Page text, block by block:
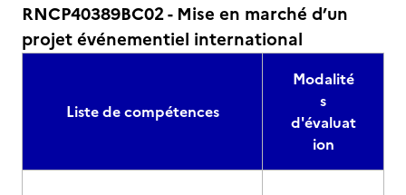
RNCP40389BC02 - Mise en marché d’un
projet événementiel international
Liste de compétences
Modalité
s
d'évaluat
ion